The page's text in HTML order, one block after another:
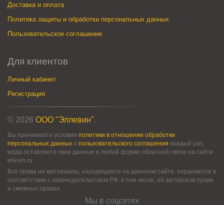
Доставка и оплата
Политика защиты и обработки персональных данных
Пользовательское соглашение
Для клиентов
Личный кабинет
Регистрация
© 2026 ООО "Эллевин".
Вы принимаете условия политики в отношении обработки
персональных данных и пользовательского соглашения каждый раз,
когда оставляете свои данные в любой форме обратной связи на сайте
ellevin.ru.
Все права на материалы, находящиеся на даннном сайте, охраняются в
соответствии с законодательством РФ, в том числе, об авторском праве
и смежных правах.
Мы в соцсетях